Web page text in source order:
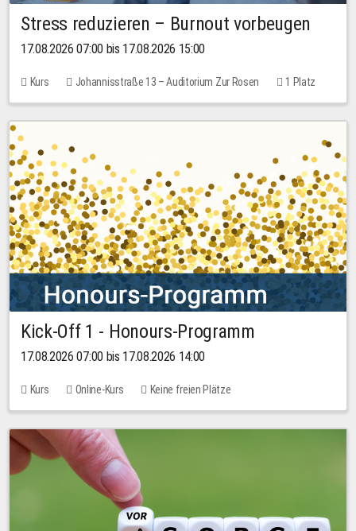
Stress reduzieren – Burnout vorbeugen
17.08.2026 07:00 bis 17.08.2026 15:00
Kurs Johannisstraße 13 – Auditorium Zur Rosen
1 Platz
10,00 EUR
Kick-Off 1 - Honours-Programm
17.08.2026 07:00 bis 17.08.2026 14:00
Kurs Online-Kurs Keine freien Plätze